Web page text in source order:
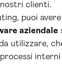
clienti.
puoi
aziendale
utilizzare,
interni